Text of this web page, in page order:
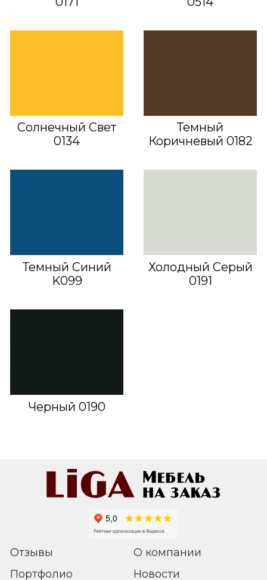
Солнечный Свет
0134
Темный
Коричневый 0182
Темный Синий
K099
Холодный Серый
0191
Черный 0190
Отзывы
Портфолио
О компании
Новости